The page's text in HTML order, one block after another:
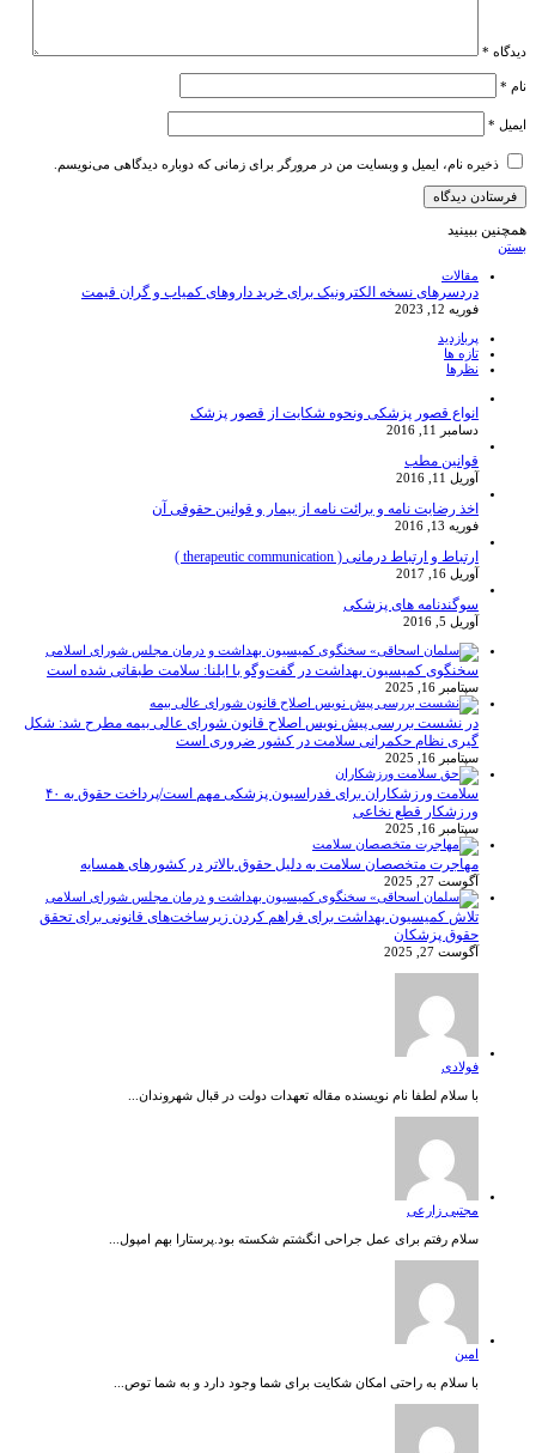
دیدگاه *
نام *
ایمیل *
ذخیره نام، ایمیل و وبسایت من در مرورگر برای زمانی که دوباره دیدگاهی می‌نویسم.
همچنین ببینید
بستن
مقالات
دردسرهای نسخه الکترونیک برای خرید داروهای کمیاب و گران قیمت
فوریه 12, 2023
پربازدید
تازه ها
نظرها
انواع قصور پزشکی ونحوه شکایت از قصور پزشک
دسامبر 11, 2016
قوانین مطب
آوریل 11, 2016
اخذ رضایت نامه و برائت نامه از بیمار و قوانین حقوقی آن
فوریه 13, 2016
ارتباط و ارتباط درمانی ( therapeutic communication )
آوریل 16, 2017
سوگندنامه های پزشکی
آوریل 5, 2016
سخنگوی کمیسیون بهداشت در گفت‌و‌گو با ایلنا: سلامت طبقاتی شده است
سپتامبر 16, 2025
در نشست بررسی پیش نویس اصلاح قانون شورای عالی بیمه مطرح شد: شکل
گیری نظام حکمرانی سلامت در کشور ضروری است
سپتامبر 16, 2025
سلامت ورزشکاران برای فدراسیون پزشکی مهم است/پرداخت حقوق به ۴۰
ورزشکار قطع نخاعی
سپتامبر 16, 2025
مهاجرت متخصصان سلامت به دلیل حقوق بالاتر در کشورهای همسایه
آگوست 27, 2025
تلاش کمیسیون بهداشت برای فراهم کردن زیرساخت‌های قانونی برای تحقق
حقوق پزشکان
آگوست 27, 2025
فولادی
با سلام لطفا نام نویسنده مقاله تعهدات دولت در قبال شهروندان...
مجتبی زارعی
سلام رفتم برای عمل جراحی انگشتم شکسته بود.پرستارا بهم امپول...
امین
با سلام به راحتی امکان شکایت برای شما وجود دارد و به شما توص...